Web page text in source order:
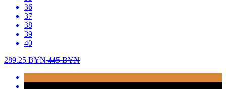
36
37
38
39
40
289.25 BYN445BYN